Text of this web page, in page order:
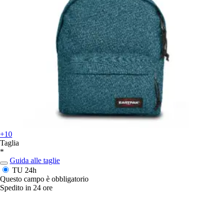
+10
Taglia
*
Guida alle taglie
TU 24h
Questo campo è obbligatorio
Spedito in 24 ore